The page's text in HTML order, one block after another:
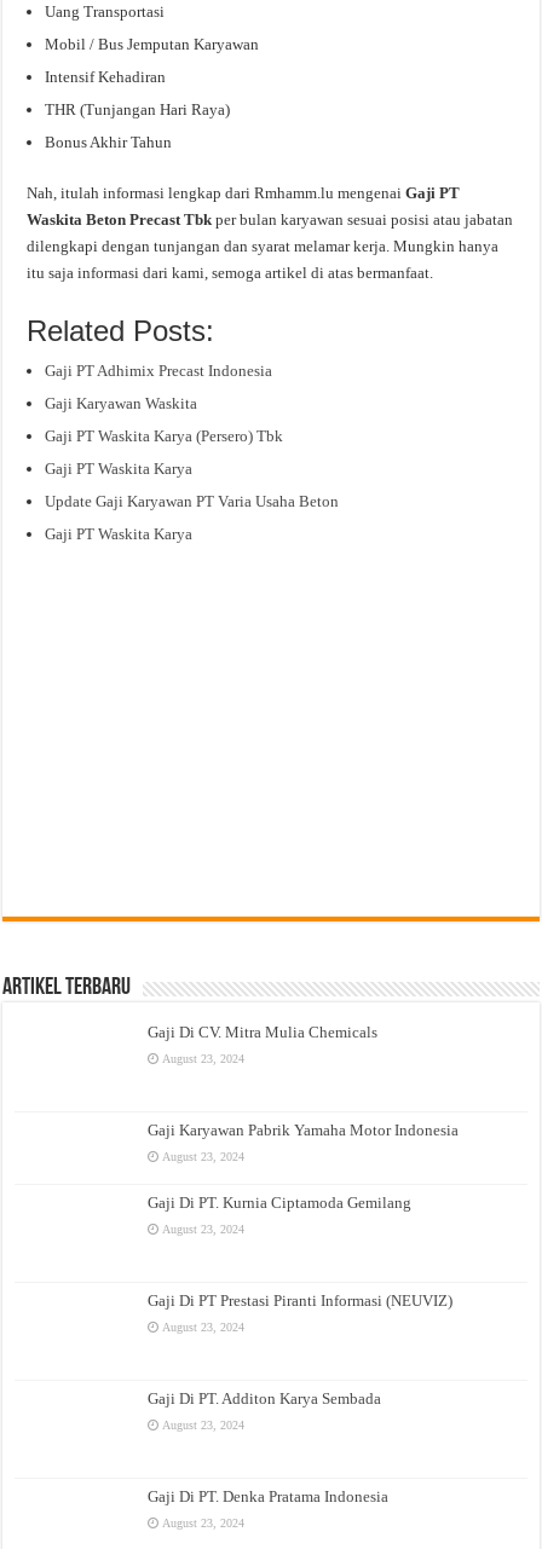
Uang Transportasi
Mobil / Bus Jemputan Karyawan
Intensif Kehadiran
THR (Tunjangan Hari Raya)
Bonus Akhir Tahun
Nah, itulah informasi lengkap dari Rmhamm.lu mengenaiGaji PT
Waskita Beton Precast Tbkper bulan karyawan sesuai posisi atau jabatan
dilengkapi dengan tunjangan dan syarat melamar kerja. Mungkin hanya
itu saja informasi dari kami, semoga artikel di atas bermanfaat.
Related Posts:
Gaji PT Adhimix Precast Indonesia
Gaji Karyawan Waskita
Gaji PT Waskita Karya (Persero) Tbk
Gaji PT Waskita Karya
Update Gaji Karyawan PT Varia Usaha Beton
Gaji PT Waskita Karya
Artikel Terbaru
Gaji Di CV. Mitra Mulia Chemicals
August 23, 2024
Gaji Karyawan Pabrik Yamaha Motor Indonesia
August 23, 2024
Gaji Di PT. Kurnia Ciptamoda Gemilang
August 23, 2024
Gaji Di PT Prestasi Piranti Informasi (NEUVIZ)
August 23, 2024
Gaji Di PT. Additon Karya Sembada
August 23, 2024
Gaji Di PT. Denka Pratama Indonesia
August 23, 2024